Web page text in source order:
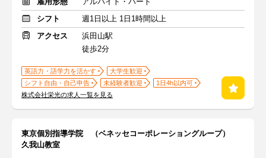
シフト
週1日以上 1日1時間以上
アクセス
浜田山駅
徒歩2分
英語力・語学力を活かす
大学生歓迎
シフト自由・自己申告
未経験者歓迎
1日4h以内可
株式会社栄光の求人一覧を見る
東京個別指導学院 （ベネッセコーポレーショングループ）
久我山教室